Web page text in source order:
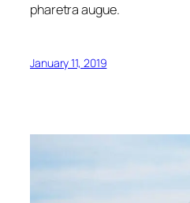
pharetra augue.
January 11, 2019